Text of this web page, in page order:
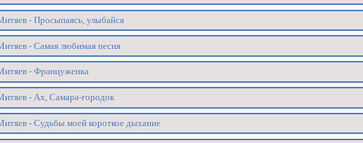
- Просыпаясь, улыбайся
- Самая любимая песня
- Француженка
- Ах, Самара-городок
- Судьбы моей короткое дыхание